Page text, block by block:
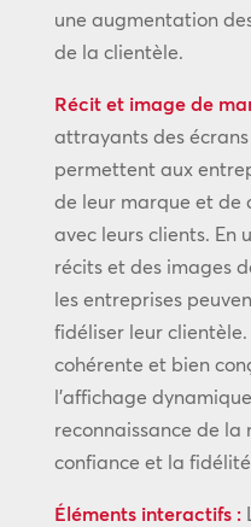
une augmentation
de la clientèle.
Récit et image de
attrayants des
permettent aux
de leur marque et de
avec leurs clients. En
récits et des images
les entreprises
fidéliser leur
cohérente et bien
l’affichage
reconnaissance de
confiance et la
Éléments interactifs :